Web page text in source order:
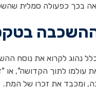
בכך כפעולה סמלית
נהוג לקרוא את נוסח
עולמו לתוך הקדושה", או
ומכבד את זכרו של המת.